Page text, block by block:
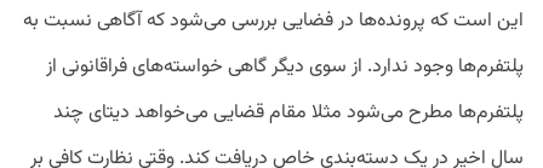
این است که پرونده‌ها در فضایی بررسی می‌شود که آگاهی نسبت به
پلتفرم‌ها وجود ندارد. از سوی دیگر گاهی خواسته‌های فراقانونی از
پلتفرم‌ها مطرح می‌شود مثلا مقام قضایی می‌خواهد دیتای چند
سال اخیر در یک دسته‌بندی خاص دریافت کند. وقتی نظارت کافی بر